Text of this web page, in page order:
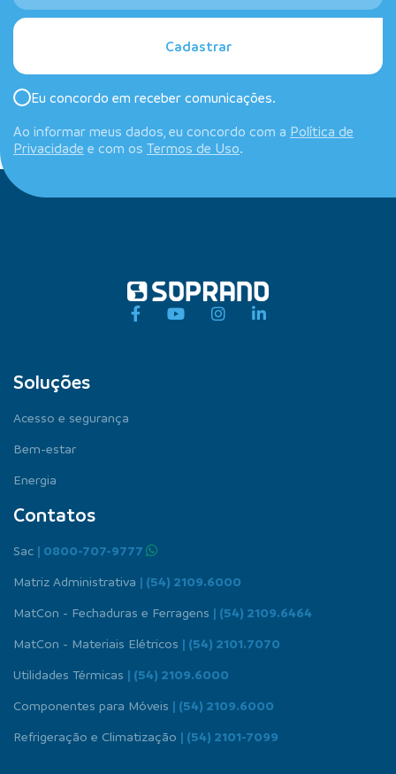
Cadastrar
Eu concordo em receber comunicações.
Ao informar meus dados, eu concordo com a Política de
Privacidade e com os Termos de Uso.
Soluções
Acesso e segurança
Bem-estar
Energia
Contatos
Sac | 0800-707-9777
Matriz Administrativa | (54) 2109.6000
MatCon - Fechaduras e Ferragens | (54) 2109.6464
MatCon - Materiais Elétricos | (54) 2101.7070
Utilidades Térmicas | (54) 2109.6000
Componentes para Móveis | (54) 2109.6000
Refrigeração e Climatização | (54) 2101-7099